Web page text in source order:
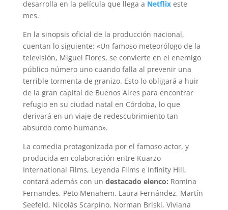
desarrolla en la película que llega a Netflix este
mes.
En la sinopsis oficial de la producción nacional,
cuentan lo siguiente: «Un famoso meteorólogo de la
televisión, Miguel Flores, se convierte en el enemigo
público número uno cuando falla al prevenir una
terrible tormenta de granizo. Esto lo obligará a huir
de la gran capital de Buenos Aires para encontrar
refugio en su ciudad natal en Córdoba, lo que
derivará en un viaje de redescubrimiento tan
absurdo como humano».
La comedia protagonizada por el famoso actor, y
producida en colaboración entre Kuarzo
International Films, Leyenda Films e Infinity Hill,
contará además con un destacado elenco: Romina
Fernandes, Peto Menahem, Laura Fernández, Martín
Seefeld, Nicolás Scarpino, Norman Briski, Viviana